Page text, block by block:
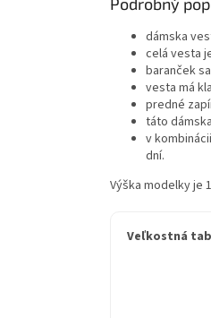
dámska
celá vesta
baranček
vesta má
predné
táto
v
dní.
Výška modelky je
Veľkostná